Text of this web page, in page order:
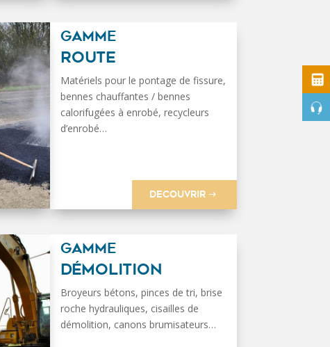
GAMME
ROUTE
Matériels pour le pontage de fissure,
bennes chauffantes / bennes
calorifugées à enrobé, recycleurs
d’enrobé…
DECOUVRIR
GAMME
DÉMOLITION
Broyeurs bétons, pinces de tri, brise
roche hydrauliques, cisailles de
démolition, canons brumisateurs…